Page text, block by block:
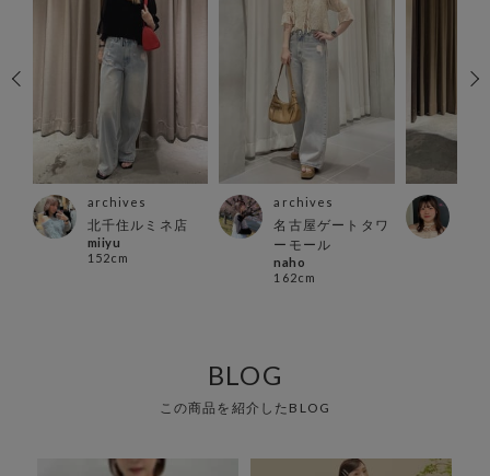
archives
北千住ルミネ店
miiyu
152cm
archives
名古屋ゲートタワ
ーモール
naho
162cm
BLOG
この商品を紹介したBLOG